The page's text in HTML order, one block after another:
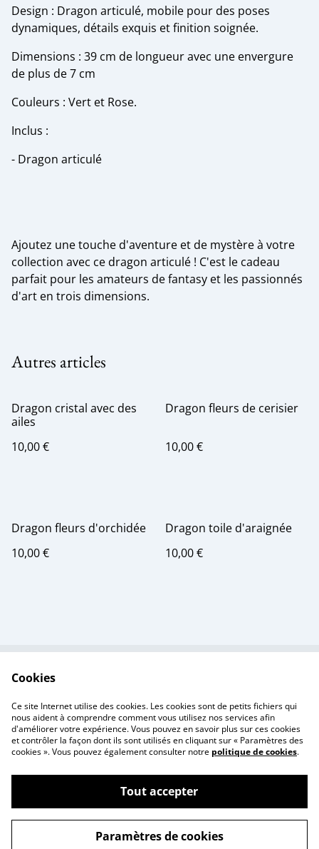
Design : Dragon articulé, mobile pour des poses
dynamiques, détails exquis et finition soignée.
Dimensions : 39 cm de longueur avec une envergure
de plus de 7 cm
Couleurs : Vert et Rose.
Inclus :
- Dragon articulé
Ajoutez une touche d'aventure et de mystère à votre
collection avec ce dragon articulé ! C'est le cadeau
parfait pour les amateurs de fantasy et les passionnés
d'art en trois dimensions.
Autres articles
Dragon cristal avec des
ailes
10,00 €
Dragon fleurs de cerisier
10,00 €
Dragon fleurs d'orchidée
10,00 €
Dragon toile d'araignée
10,00 €
Politique de
confidentialité
Politique de cookies
©2026Creativity Print
powered by
Cookies
Ce site Internet utilise des cookies. Les cookies sont de petits fichiers qui
nous aident à comprendre comment vous utilisez nos services afin
d'améliorer votre expérience. Vous pouvez en savoir plus sur ces cookies
et contrôler la façon dont ils sont utilisés en cliquant sur « Paramètres des
cookies ». Vous pouvez également consulter notre politique de cookies.
Tout accepter
Paramètres de cookies